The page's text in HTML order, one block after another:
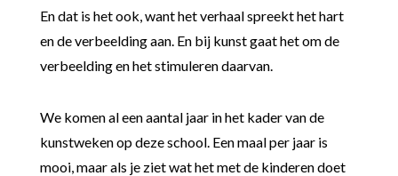
En dat is het ook, want het verhaal spreekt het hart
en de verbeelding aan. En bij kunst gaat het om de
verbeelding en het stimuleren daarvan.
We komen al een aantal jaar in het kader van de
kunstweken op deze school. Een maal per jaar is
mooi, maar als je ziet wat het met de kinderen doet